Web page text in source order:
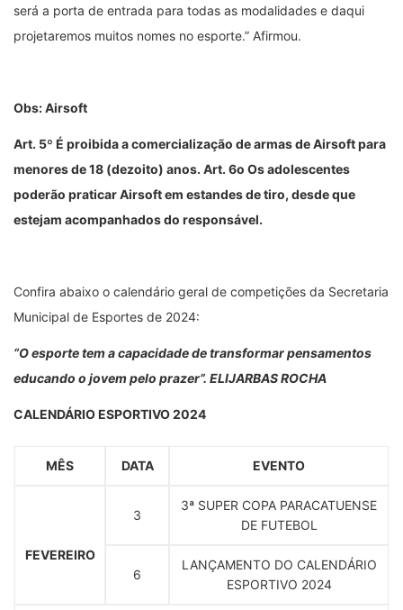
será a porta de entrada para todas as modalidades e daqui
projetaremos muitos nomes no esporte.” Afirmou.
Obs: Airsoft
Art. 5º É proibida a comercialização de armas de Airsoft para
menores de 18 (dezoito) anos. Art. 6o Os adolescentes
poderão praticar Airsoft em estandes de tiro, desde que
estejam acompanhados do responsável.
Confira abaixo o calendário geral de competições da Secretaria
Municipal de Esportes de 2024:
“O esporte tem a capacidade de transformar pensamentos
educando o jovem pelo prazer”. ELIJARBAS ROCHA
CALENDÁRIO ESPORTIVO 2024
MÊS DATA EVENTO
FEVEREIRO
3
3ª SUPER COPA PARACATUENSE
DE FUTEBOL
6
LANÇAMENTO DO CALENDÁRIO
ESPORTIVO 2024